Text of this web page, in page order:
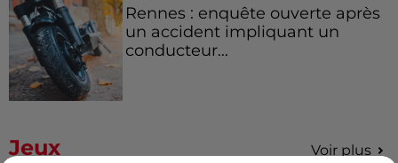
Rennes : enquête ouverte après
un accident impliquant un
conducteur...
Jeux Voir plus